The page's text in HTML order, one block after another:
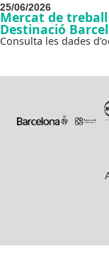
25/06/2026
Mercat de
Destinació
Consulta les dades